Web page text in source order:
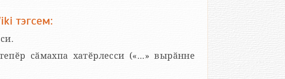
тэгсем:
сӑмахпа хатӗрлесси («...» вырӑнне